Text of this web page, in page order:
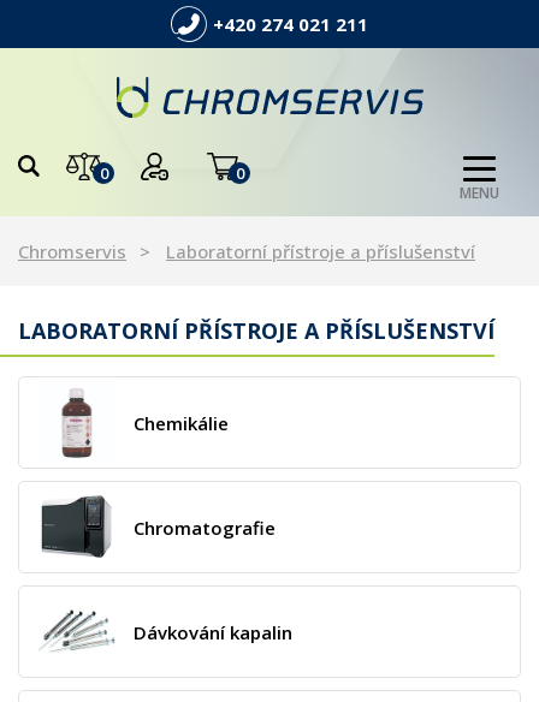
+420 274 021 211
0 0
MENU
Chromservis Laboratorní přístroje a příslušenství
LABORATORNÍ PŘÍSTROJE A PŘÍSLUŠENSTVÍ
Chemikálie
Chromatografie
Dávkování kapalin